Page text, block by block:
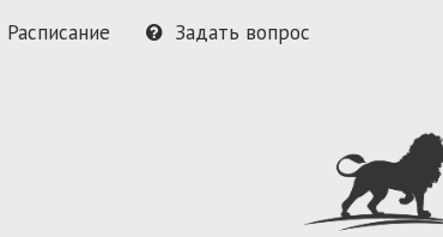
Расписание Задать вопрос